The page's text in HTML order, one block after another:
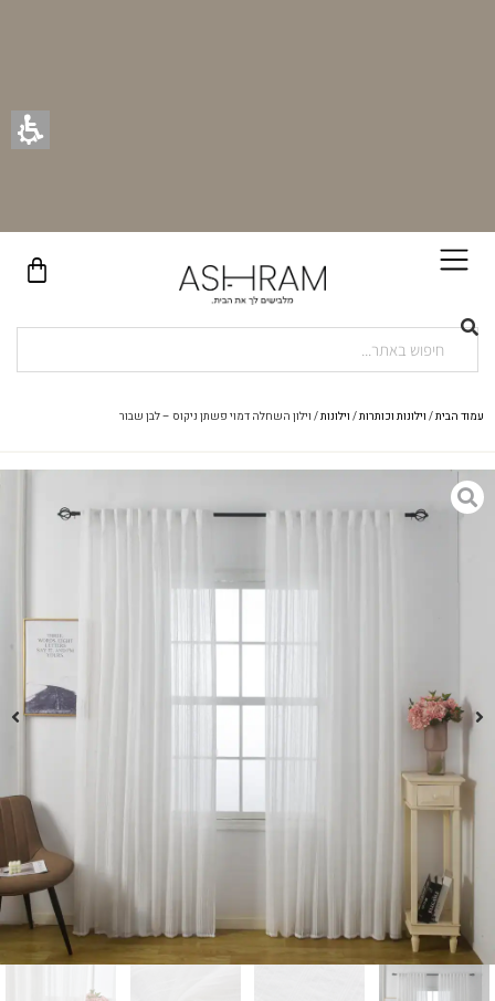
עמוד הבית/ וילונות וכותרות/ וילונות/ וילון השחלה דמוי פשתן ניקוס – לבן שבור